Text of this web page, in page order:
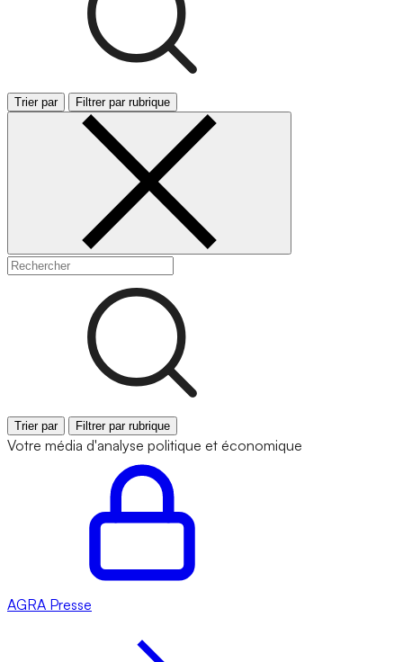
Trier par Filtrer par rubrique
Trier par Filtrer par rubrique
Votre média d'analyse politique et économique
AGRA Presse